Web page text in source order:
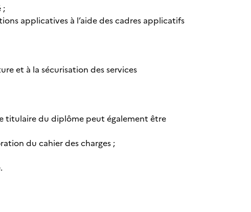
;
applicatives à l’aide des cadres applicatifs
et à la sécurisation des services
titulaire du diplôme peut également être
du cahier des charges ;